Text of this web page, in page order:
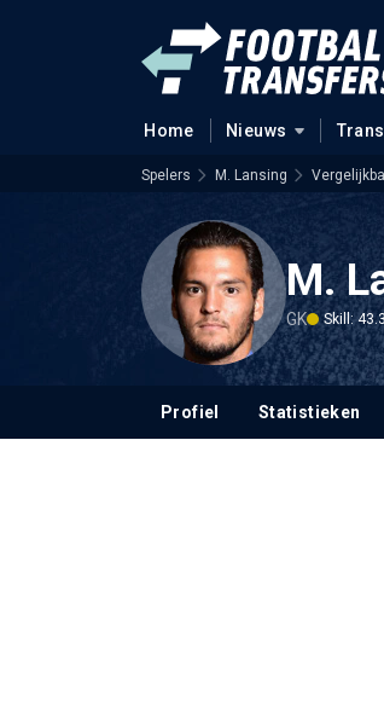
Home Nieuws
Spelers M. Lansing
M.
GK Skill: 43.3
Profiel Statistieken